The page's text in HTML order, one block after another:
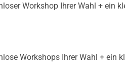
#SewingForChange
Workshop Ihrer Wahl + ein
Workshops Ihrer Wahl + ein